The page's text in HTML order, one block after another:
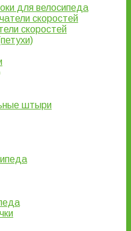
для велосипеда
скоростей
скоростей
штыри